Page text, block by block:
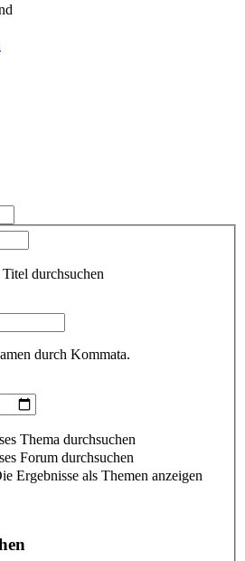
durchsuchen
durch Kommata.
Thema durchsuchen
Forum durchsuchen
Ergebnisse als Themen anzeigen